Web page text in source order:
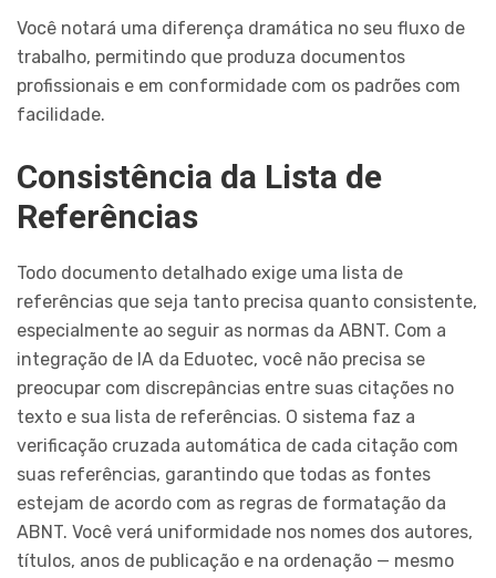
Você notará uma diferença dramática no seu fluxo de
trabalho, permitindo que produza documentos
profissionais e em conformidade com os padrões com
facilidade.
Consistência da Lista de
Referências
Todo documento detalhado exige uma lista de
referências que seja tanto precisa quanto consistente,
especialmente ao seguir as normas da ABNT. Com a
integração de IA da Eduotec, você não precisa se
preocupar com discrepâncias entre suas citações no
texto e sua lista de referências. O sistema faz a
verificação cruzada automática de cada citação com
suas referências, garantindo que todas as fontes
estejam de acordo com as regras de formatação da
ABNT. Você verá uniformidade nos nomes dos autores,
títulos, anos de publicação e na ordenação — mesmo